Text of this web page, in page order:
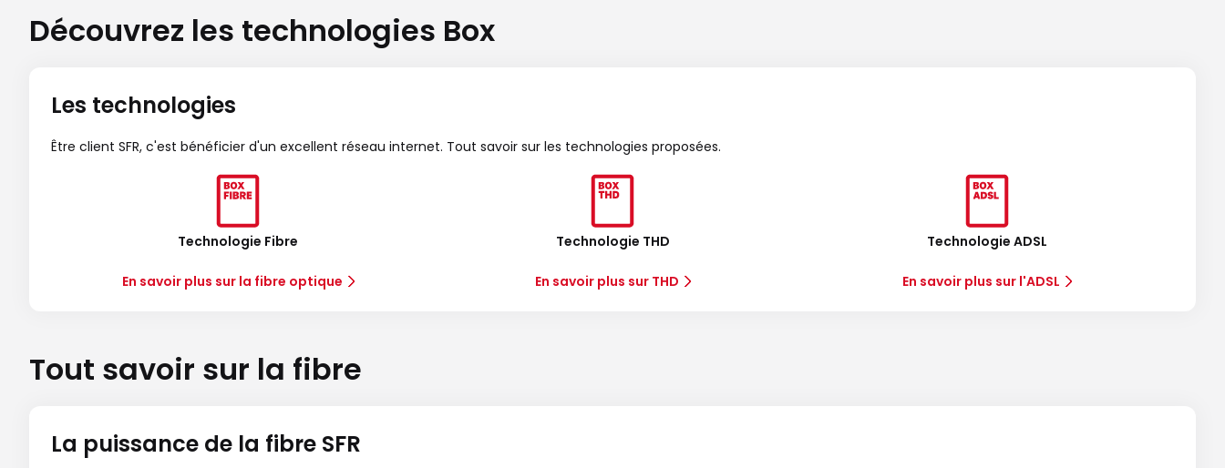
Découvrez les technologies Box
Les technologies
Être client SFR, c'est bénéficier d'un excellent réseau internet. Tout savoir sur les technologies proposées.
Technologie Fibre
En savoir plus sur la fibre optique
Technologie THD
En savoir plus sur THD
Technologie ADSL
En savoir plus sur l'ADSL
Tout savoir sur la fibre
La puissance de la fibre SFR